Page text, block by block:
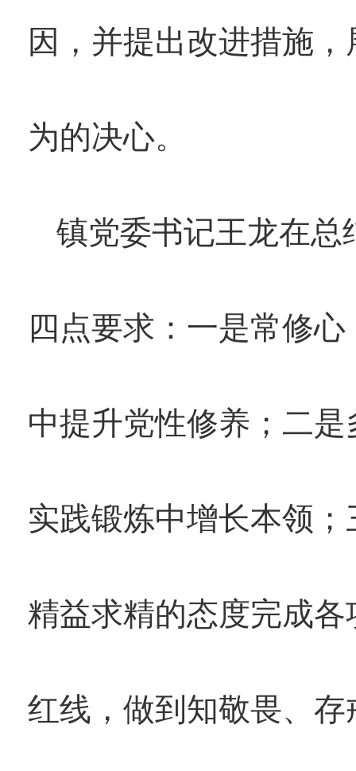
因，并提出改进措施
为的决心。
镇党委书记王龙在总
四点要求：一是常修
中提升党性修养；二
实践锻炼中增长本领
精益求精的态度完成
红线，做到知敬畏、